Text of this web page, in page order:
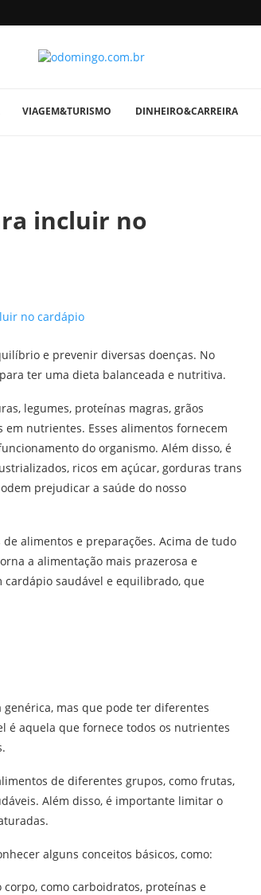
VIAGEM&TURISMO DINHEIRO&CARREIRA
incluir no
e prevenir diversas doenças. No
ter uma dieta balanceada e nutritiva.
legumes, proteínas magras, grãos
em nutrientes. Esses alimentos fornecem
do organismo. Além disso, é
ricos em açúcar, gorduras trans
prejudicar a saúde do nosso
alimentos e preparações. Acima de tudo
a alimentação mais prazerosa e
cardápio saudável e equilibrado, que
mas que pode ter diferentes
é aquela que fornece todos os nutrientes
de diferentes grupos, como frutas,
Além disso, é importante limitar o
alguns conceitos básicos, como:
como carboidratos, proteínas e